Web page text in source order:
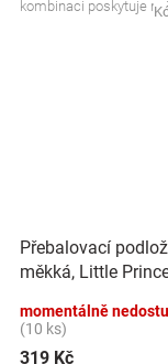
kombinaci poskytuje
Přebalovací
měkká, Little
momentálně
(10 ks)
319 Kč